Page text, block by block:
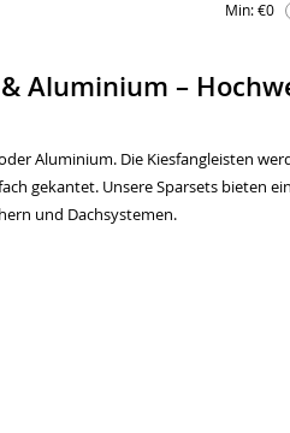
Min: €0
Aluminium –
Aluminium. Die Kiesfangleisten
gekantet. Unsere Sparsets bieten
und Dachsystemen.